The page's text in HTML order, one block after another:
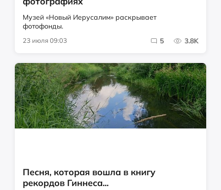
Музей «Новый Иерусалим» раскрывает
фотофонды.
23 июля 09:03 5 3.8K
Песня, которая вошла в книгу
рекордов Гиннеса...